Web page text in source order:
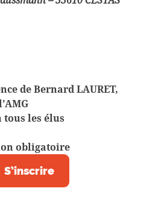
de Bernard LAURET,
tous les élus
obligatoire
S’inscrire